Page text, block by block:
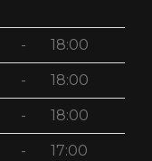
- 18:00
- 18:00
- 18:00
- 17:00